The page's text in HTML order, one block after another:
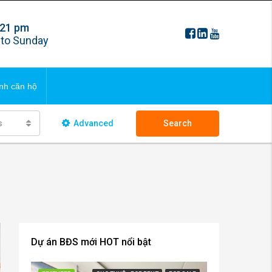
pm
Sunday
căn hộ
Advanced Search
Dự án BĐS mới HOT nổi bật
bds Updating